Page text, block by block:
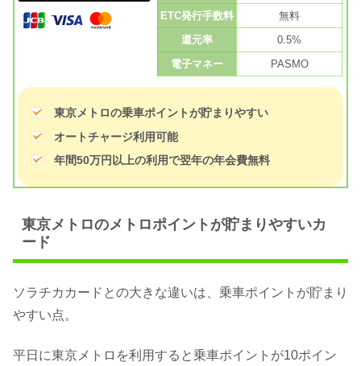
ETC発行手数料
無料
還元率
0.5%
電子マネー
PASMO
東京メトロの乗車ポイントが貯まりやすい
オートチャージ利用可能
年間50万円以上の利用で翌年の年会費無料
東京メトロのメトロポイントが貯まりやすいカ
ード
ソラチカカードとの大きな違いは、乗車ポイントが貯まり
やすい点。
平日に東京メトロを利用すると乗車ポイントが10ポイン